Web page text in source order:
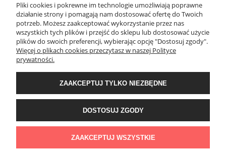
PŁATNOŚCI I DOSTAWA
KONTAKT
Wyposażenie łazienek Łazienki.eco | Pawła 23, 41-708 Ruda Śląska | E-mail:
sklep@lazienki.eco | Tel.: 600 012 164 lub 600 012 159 | TGS Przemysław
Stoń | NIP: 6312213594 | REGON: 276403698
Pliki cookies i pokrewne im technologie umożliwiają poprawne
działanie strony i pomagają nam dostosować ofertę do Twoich
potrzeb. Możesz zaakceptować wykorzystanie przez nas
wszystkich tych plików i przejść do sklepu lub dostosować użycie
plików do swoich preferencji, wybierając opcję "Dostosuj zgody".
Więcej o plikach cookies przeczytasz w naszej Polityce
prywatności.
ZAAKCEPTUJ TYLKO NIEZBĘDNE
DOSTOSUJ ZGODY
ZAAKCEPTUJ WSZYSTKIE